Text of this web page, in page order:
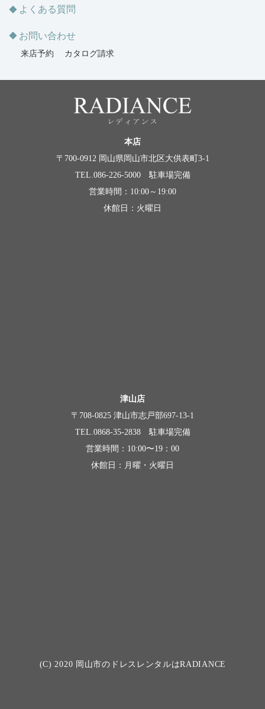
よくある質問
お問い合わせ
来店予約 カタログ請求
本店
〒700-0912 岡山県岡山市北区大供表町3-1
TEL.086-226-5000 駐車場完備
営業時間：10:00～19:00
休館日：火曜日
津山店
〒708-0825 津山市志戸部697-13-1
TEL.0868-35-2838 駐車場完備
営業時間：10:00〜19：00
休館日：月曜・火曜日
(C) 2020 岡山市のドレスレンタルはRADIANCE